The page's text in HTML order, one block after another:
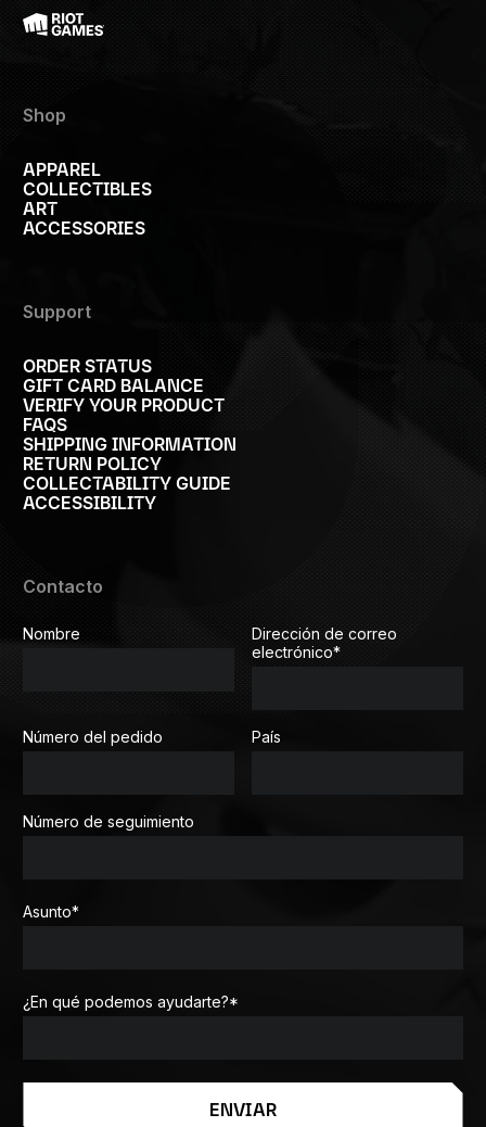
Shop
APPAREL
COLLECTIBLES
ART
ACCESSORIES
Support
ORDER STATUS
GIFT CARD BALANCE
VERIFY YOUR PRODUCT
FAQS
SHIPPING INFORMATION
RETURN POLICY
COLLECTABILITY GUIDE
ACCESSIBILITY
Contacto
Nombre
Dirección de correo
electrónico*
Número del pedido País
Número de seguimiento
Asunto*
¿En qué podemos ayudarte?*
ENVIAR